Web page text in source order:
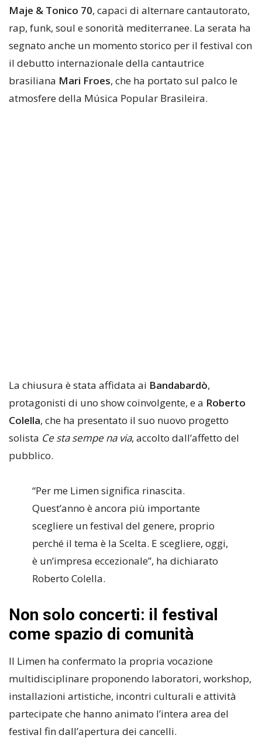
Maje & Tonico 70, capaci di alternare cantautorato,
rap, funk, soul e sonorità mediterranee. La serata ha
segnato anche un momento storico per il festival con
il debutto internazionale della cantautrice
brasiliana Mari Froes, che ha portato sul palco le
atmosfere della Música Popular Brasileira.
La chiusura è stata affidata ai Bandabardò,
protagonisti di uno show coinvolgente, e a Roberto
Colella, che ha presentato il suo nuovo progetto
solista Ce sta sempe na via, accolto dall’affetto del
pubblico.
“Per me Limen significa rinascita.
Quest’anno è ancora più importante
scegliere un festival del genere, proprio
perché il tema è la Scelta. E scegliere, oggi,
è un’impresa eccezionale”, ha dichiarato
Roberto Colella.
Non solo concerti: il festival
come spazio di comunità
Il Limen ha confermato la propria vocazione
multidisciplinare proponendo laboratori, workshop,
installazioni artistiche, incontri culturali e attività
partecipate che hanno animato l’intera area del
festival fin dall’apertura dei cancelli.